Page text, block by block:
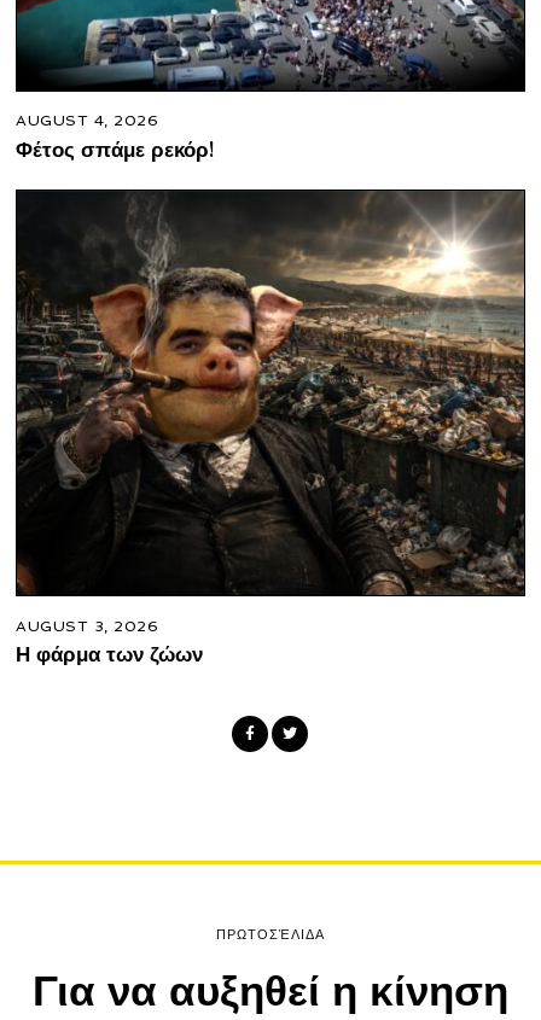
AUGUST 4, 2026
Φέτος σπάμε ρεκόρ!
AUGUST 3, 2026
Η φάρμα των ζώων
ΠΡΩΤΟΣΈΛΙΔΑ
Για να αυξηθεί η κίνηση